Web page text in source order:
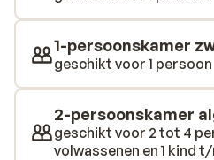
en dat voor alle leeftijden! In
heerlijke lokale tapas
een zorgeloze, maar vooral
Tenerife!
1-persoonskamer
geschikt voor 1 persoon
2-persoonskamer
geschikt voor 2 tot 4
volwassenen en 1 kind t/